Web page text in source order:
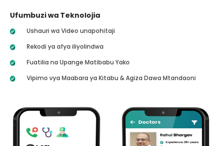
Ufumbuzi wa Teknolojia
Ushauri wa Video unapohitaji
Rekodi ya afya iliyolindwa
Fuatilia na Upange Matibabu Yako
Vipimo vya Maabara ya Kitabu & Agiza Dawa Mtandaoni